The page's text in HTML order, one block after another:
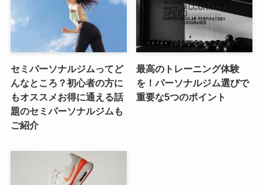
セミパーソナルジムってど
んなところ？初心者の方に
もオススメお得に通える話
題のセミパーソナルジムも
ご紹介
最高のトレーニング体験
を！パーソナルジム選びで
重要な5つのポイント